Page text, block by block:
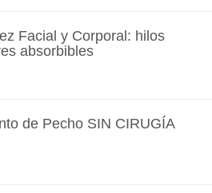
Facial y Corporal: hilos
absorbibles
de Pecho SIN CIRUGÍA